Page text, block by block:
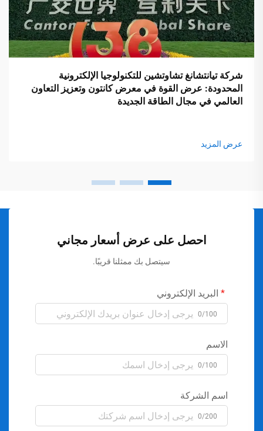
شركة تيانتشانغ تشاوتشين للتكنولوجيا الإلكترونية
المحدودة: عرض القوة في معرض كانتون وتعزيز التعاون
العالمي في مجال الطاقة الجديدة
عرض المزيد
احصل على عرض أسعار مجاني
سيتصل بك ممثلنا قريبًا.
البريد الإلكتروني
0/100
الاسم
0/100
اسم الشركة
0/200